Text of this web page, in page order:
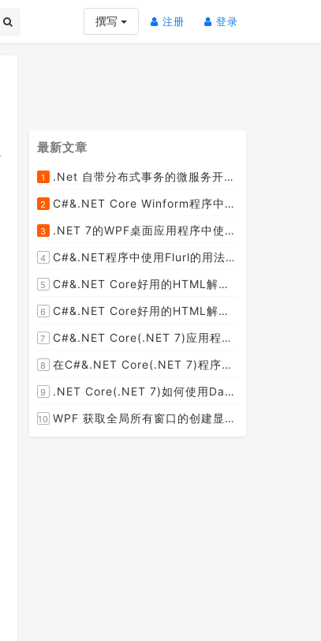
撰写 注册 (current)
登录
最新文章
1
.Net 自带分布式事务的微服务开源框架JMSFramework
2
C#&.NET Core Winform程序中使用Parallel动态开启多个线程及取消多线程详细教程
3
.NET 7的WPF桌面应用程序中使用配置文件：App.config与AppSettings.json
4
C#&.NET程序中使用Flurl的用法与问题汇总(非常详细)
5
C#&.NET Core好用的HTML解析器推荐之HtmlAgilityPack篇
6
C#&.NET Core好用的HTML解析器推荐之AngleSharp篇
7
C#&.NET Core(.NET 7)应用程序开发中如何解析html元素，有哪些类库或组件呢？
8
在C#&.NET Core(.NET 7)程序开发中使用Npgsql,Dapper,EF Core等不同方式连接和操作PostgreSQL数据库示例教程(推荐阅读)
9
.NET Core(.NET 7)如何使用Dapper连接PostgreSQL数据库并实现CRUD(新增，查询，修改，删除)的超详细入门示例教程
10 WPF 获取全局所有窗口的创建显示事件 监控窗口打开
[2023-01-19]